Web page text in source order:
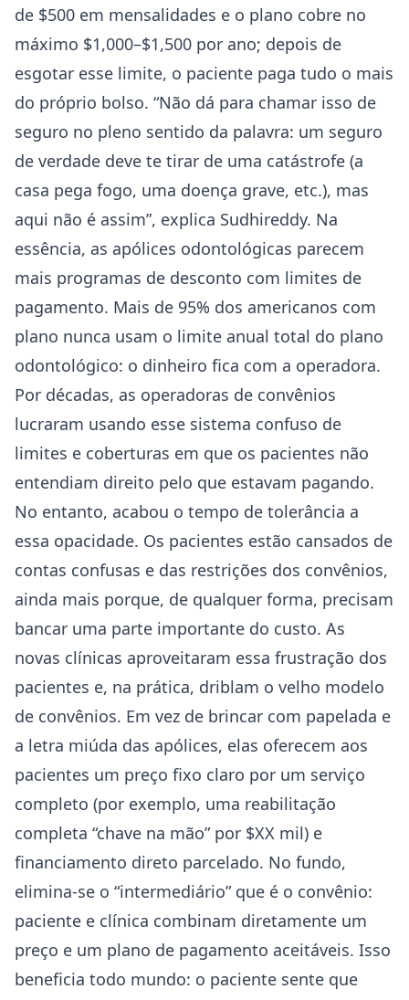
de $500 em mensalidades e o plano cobre no
máximo $1,000–$1,500 por ano; depois de
esgotar esse limite, o paciente paga tudo o mais
do próprio bolso. “Não dá para chamar isso de
seguro no pleno sentido da palavra: um seguro
de verdade deve te tirar de uma catástrofe (a
casa pega fogo, uma doença grave, etc.), mas
aqui não é assim”, explica Sudhireddy. Na
essência, as apólices odontológicas parecem
mais programas de desconto com limites de
pagamento. Mais de 95% dos americanos com
plano nunca usam o limite anual total do plano
odontológico: o dinheiro fica com a operadora.
Por décadas, as operadoras de convênios
lucraram usando esse sistema confuso de
limites e coberturas em que os pacientes não
entendiam direito pelo que estavam pagando.
No entanto, acabou o tempo de tolerância a
essa opacidade. Os pacientes estão cansados de
contas confusas e das restrições dos convênios,
ainda mais porque, de qualquer forma, precisam
bancar uma parte importante do custo. As
novas clínicas aproveitaram essa frustração dos
pacientes e, na prática, driblam o velho modelo
de convênios. Em vez de brincar com papelada e
a letra miúda das apólices, elas oferecem aos
pacientes um preço fixo claro por um serviço
completo (por exemplo, uma reabilitação
completa “chave na mão” por $XX mil) e
financiamento direto parcelado. No fundo,
elimina-se o “intermediário” que é o convênio:
paciente e clínica combinam diretamente um
preço e um plano de pagamento aceitáveis. Isso
beneficia todo mundo: o paciente sente que